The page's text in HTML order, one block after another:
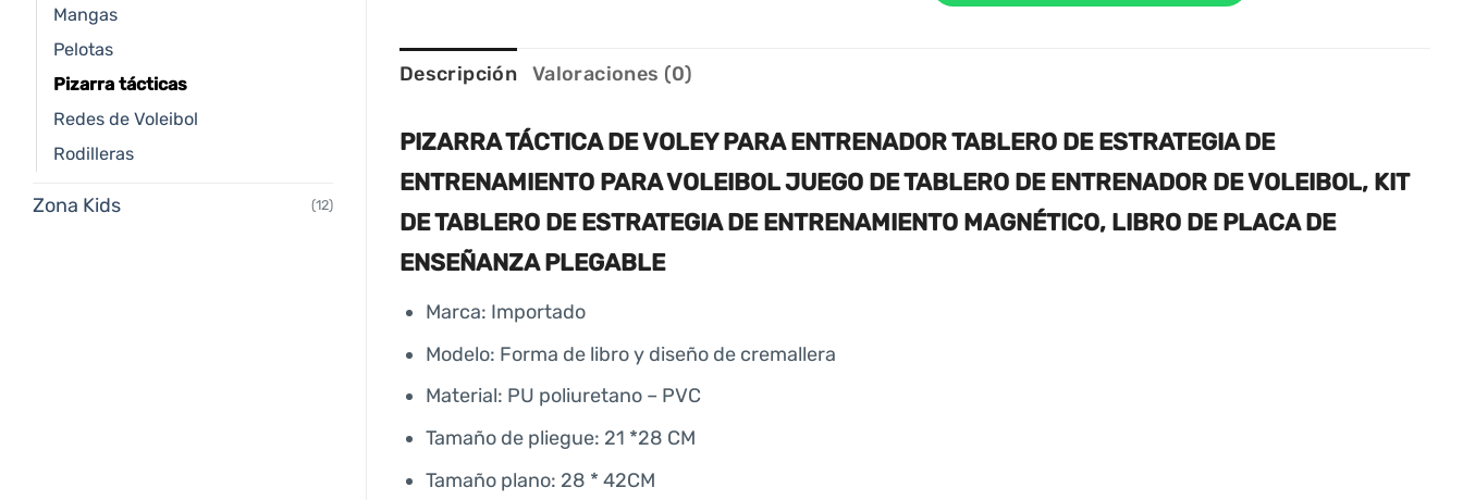
Mangas
Pelotas
Pizarra tácticas
Redes de Voleibol
Rodilleras
Zona Kids (12)
Descripción Valoraciones (0)
PIZARRA TÁCTICA DE VOLEY PARA ENTRENADOR TABLERO DE ESTRATEGIA DE
ENTRENAMIENTO PARA VOLEIBOL JUEGO DE TABLERO DE ENTRENADOR DE VOLEIBOL, KIT
DE TABLERO DE ESTRATEGIA DE ENTRENAMIENTO MAGNÉTICO, LIBRO DE PLACA DE
ENSEÑANZA PLEGABLE
Marca: Importado
Modelo: Forma de libro y diseño de cremallera
Material: PU poliuretano – PVC
Tamaño de pliegue: 21 *28 CM
Tamaño plano: 28 * 42CM